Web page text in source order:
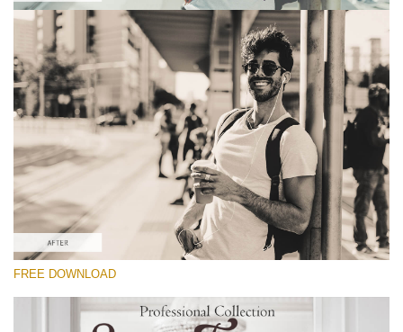
Por favor seleccione
Free Sepia Lightroom Preset #9
Sepia Fantasy
(60 Lr Presets)
Luxe Wedding
(230 Lr Presets)
Entire Collection
(2067 Lr Presets)
Descarga gratis
FREE DOWNLOAD